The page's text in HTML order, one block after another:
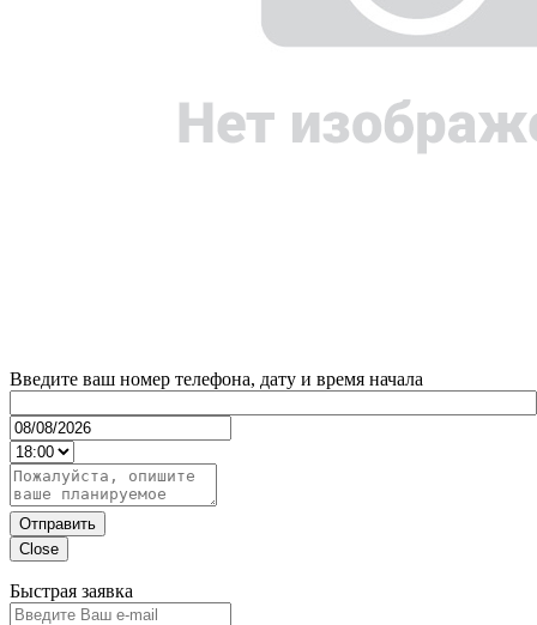
Введите ваш номер телефона, дату и время начала
Отправить
Close
Быстрая заявка